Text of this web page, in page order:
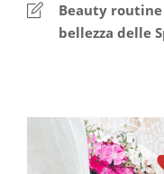
Beauty
bellezza delle